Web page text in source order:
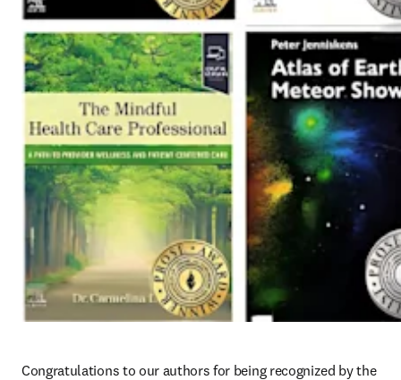
Congratulations to our authors for being recognized by the